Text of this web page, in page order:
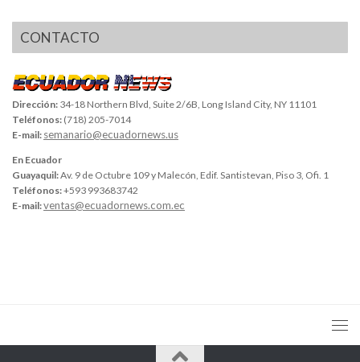
CONTACTO
Dirección: 34-18 Northern Blvd, Suite 2/6B, Long Island City, NY 11101
Teléfonos: (718) 205-7014
E-mail: semanario@ecuadornews.us
En Ecuador
Guayaquil:Av. 9 de Octubre 109 y Malecón, Edif. Santistevan, Piso 3, Ofi. 1
Teléfonos:+593 993683742
E-mail:ventas@ecuadornews.com.ec